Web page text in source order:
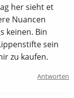
her sieht et
Nuancen
keinen. Bin
sein
zu kaufen.
Antworten